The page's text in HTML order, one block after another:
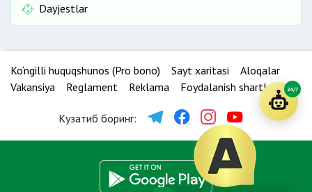
Dayjestlar
Ko‘ngilli huquqshunos (Pro bono) Sayt xaritasi
Aloqalar
Vakansiya
Reglament Reklama Foydalanish shartlari
Кузатиб боринг:
24/7